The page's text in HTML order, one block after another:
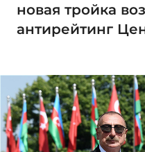
новая тройка
антирейтинг